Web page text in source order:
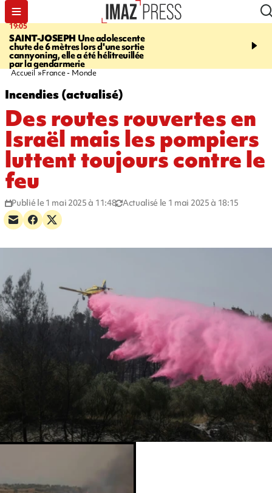
19:05
SAINT-JOSEPH Une adolescente
chute de 6 mètres lors d'une sortie
cannyoning, elle a été hélitreuillée
par la gendarmerie
20:44
rouée de coups,
Accueil France - Monde
Incendies (actualisé)
Des routes rouvertes en
Israël mais les pompiers
luttent toujours contre le
feu
Publié le 1 mai 2025 à 11:48 Actualisé le 1 mai 2025 à 18:15